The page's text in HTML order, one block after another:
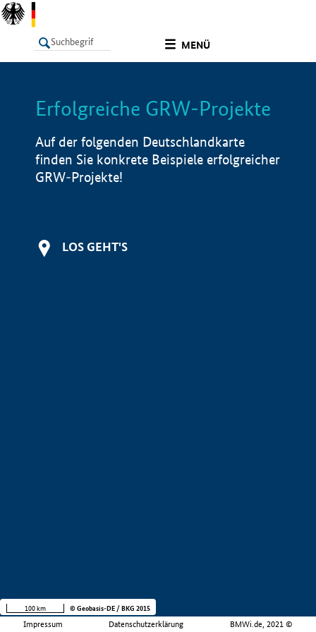
MENÜ
LISTE Info
Erfolgreiche GRW-Projekte
Auf der folgenden Deutschlandkarte
finden Sie konkrete Beispiele erfolgreicher
GRW-Projekte!
LOS GEHT'S
Impressum Datenschutzerklärung BMWi.de, 2021 ©
100 km © Geobasis-DE / BKG 2015